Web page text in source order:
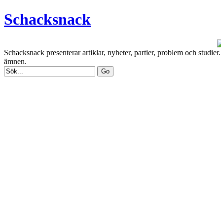
Schacksnack
Schacksnack presenterar artiklar, nyheter, partier, problem och
ämnen.